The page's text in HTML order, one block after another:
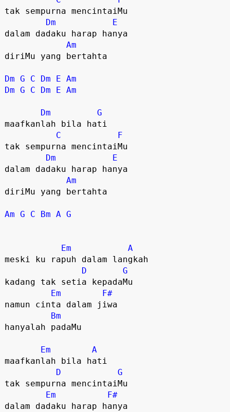
tak sempurna mencintaiMu
Dm
E
dalam dadaku harap hanya
Am
diriMu yang bertahta
Dm G C Dm E Am
Dm G C Dm E Am
Dm
G
maafkanlah bila hati
C
F
tak sempurna mencintaiMu
Dm
E
dalam dadaku harap hanya
Am
diriMu yang bertahta
Am G C Bm A G
Em
A
meski ku rapuh dalam langkah
D
G
kadang tak setia kepadaMu
Em
F#
namun cinta dalam jiwa
Bm
hanyalah padaMu
Em
A
maafkanlah bila hati
D
G
tak sempurna mencintaiMu
Em
F#
dalam dadaku harap hanya